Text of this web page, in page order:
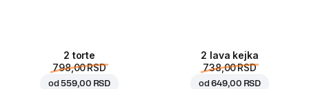
2 torte
798,00 RSD
od559,00 RSD
2 lava kejka
738,00 RSD
od649,00 RSD